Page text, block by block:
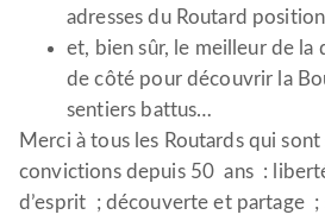
adresses du Routard
et, bien sûr, le meilleur de la
de côté pour découvrir la
sentiers battus…
Merci à tous les Routards qui
convictions depuis 50 ans :
d’esprit ; découverte et partage ;